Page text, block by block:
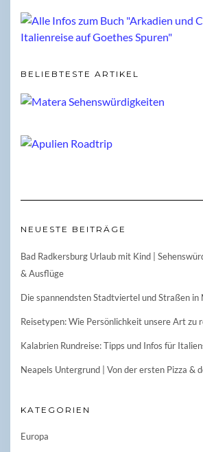
BELIEBTESTE ARTIKEL
NEUESTE BEITRÄGE
Bad Radkersburg Urlaub mit Kind |
& Ausflüge
Die spannendsten Stadtviertel und Straßen in
Reisetypen: Wie Persönlichkeit unsere Art zu
Kalabrien Rundreise: Tipps und Infos für
Neapels Untergrund | Von der ersten Pizza &
KATEGORIEN
Europa